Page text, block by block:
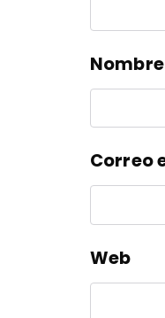
Nombre
Correo
Web